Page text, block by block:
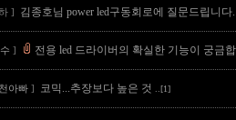
] 김종호님 power led구동회로에 질문드립니
] 전용 led 드라이버의 확실한 기능이 궁금
아빠 ] 코믹...추장보다 높은 것 ..[1]